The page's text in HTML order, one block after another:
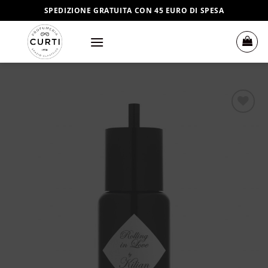
ai
contenuti
SPEDIZIONE GRATUITA CON 45 EURO DI SPESA